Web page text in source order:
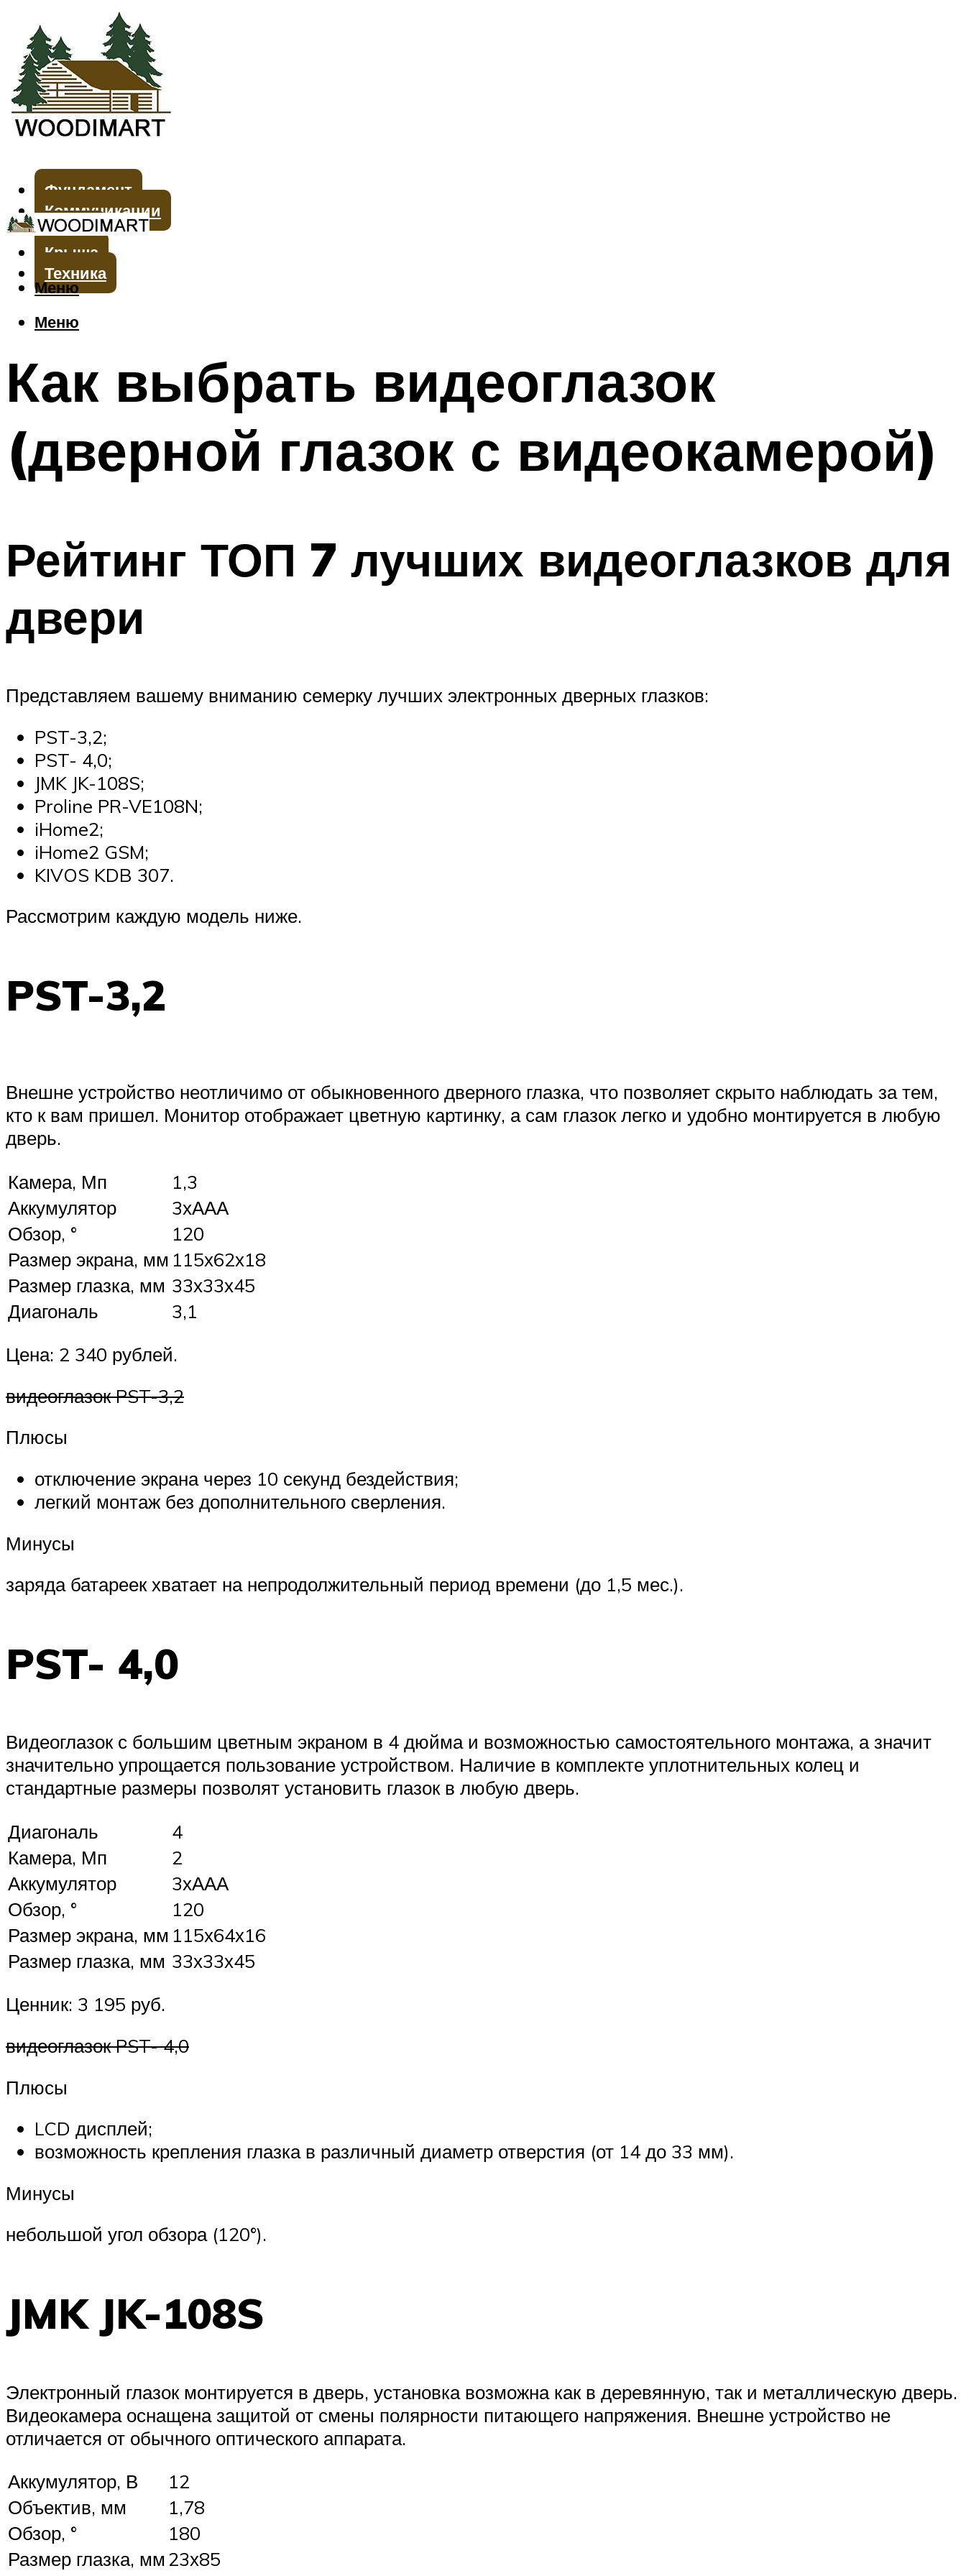
Фундамент
Коммуникации
Стены
Крыша
Техника
Меню
Меню
Как выбрать видеоглазок
(дверной глазок с видеокамерой)
Рейтинг ТОП 7 лучших видеоглазков для
двери
Представляем вашему вниманию семерку лучших электронных дверных глазков:
PST-3,2;
PST- 4,0;
JMK JK-108S;
Proline PR-VE108N;
iHome2;
iHome2 GSM;
KIVOS KDB 307.
Рассмотрим каждую модель ниже.
PST-3,2
Внешне устройство неотличимо от обыкновенного дверного глазка, что позволяет скрыто наблюдать за тем,
кто к вам пришел. Монитор отображает цветную картинку, а сам глазок легко и удобно монтируется в любую
дверь.
Камера, Мп
1,3
Аккумулятор
3хААА
Обзор, °
120
Размер экрана, мм 115х62х18
Размер глазка, мм 33х33х45
Диагональ
3,1
Цена: 2 340 рублей.
видеоглазок PST-3,2
Плюсы
отключение экрана через 10 секунд бездействия;
легкий монтаж без дополнительного сверления.
Минусы
заряда батареек хватает на непродолжительный период времени (до 1,5 мес.).
PST- 4,0
Видеоглазок с большим цветным экраном в 4 дюйма и возможностью самостоятельного монтажа, а значит
значительно упрощается пользование устройством. Наличие в комплекте уплотнительных колец и
стандартные размеры позволят установить глазок в любую дверь.
Диагональ
4
Камера, Мп
2
Аккумулятор
3хААА
Обзор, °
120
Размер экрана, мм 115х64х16
Размер глазка, мм 33х33х45
Ценник: 3 195 руб.
видеоглазок PST- 4,0
Плюсы
LCD дисплей;
возможность крепления глазка в различный диаметр отверстия (от 14 до 33 мм).
Минусы
небольшой угол обзора (120°).
JMK JK-108S
Электронный глазок монтируется в дверь, установка возможна как в деревянную, так и металлическую дверь.
Видеокамера оснащена защитой от смены полярности питающего напряжения. Внешне устройство не
отличается от обычного оптического аппарата.
Аккумулятор, В
12
Объектив, мм
1,78
Обзор, °
180
Размер глазка, мм 23х85